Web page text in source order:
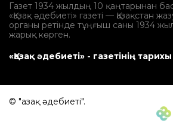
Газет 1934 жылдың 10 қаңтарынан
«Қазақ әдебиеті» газеті — Қазақстан
органы ретінде тұңғыш саны 1934
жарық көрген.
«Қазақ әдебиеті» - газетінің тарихы
© "Қазақ әдебиеті".